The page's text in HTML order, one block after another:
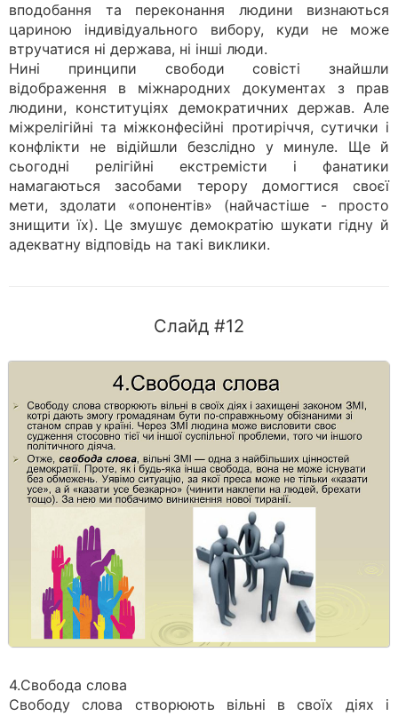
вподобання та переконання людини визнаються
цариною індивідуального вибору, куди не може
втручатися ні держава, ні інші люди.
Нині принципи свободи совісті знайшли
відображення в міжнародних документах з прав
людини, конституціях демократичних держав. Але
міжрелігійні та міжконфесійні протиріччя, сутички і
конфлікти не відійшли безслідно у минуле. Ще й
сьогодні релігійні екстремісти і фанатики
намагаються засобами терору домогтися своєї
мети, здолати «опонентів» (найчастіше - просто
знищити їх). Це змушує демократію шукати гідну й
адекватну відповідь на такі виклики.
Слайд #12
4.Свобода слова
Свободу слова створюють вільні в своїх діях і